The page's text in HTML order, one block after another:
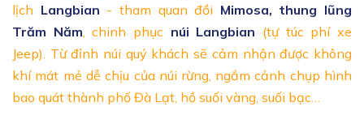
lịch Langbian - tham quan đồi Mimosa, thung lũng
Trăm Năm , chinh phục núi Langbian (tự túc phí xe
Jeep). Từ đỉnh núi quý khách sẽ cảm nhận được không
khí mát mẻ dễ chịu của núi rừng, ngắm cảnh chụp hình
bao quát thành phố Đà Lạt, hồ suối vàng, suối bạc…